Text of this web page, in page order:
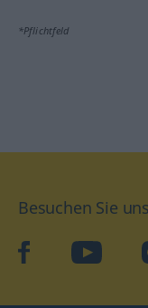
*Pflichtfeld
Besuchen Sie
facebookYouTube